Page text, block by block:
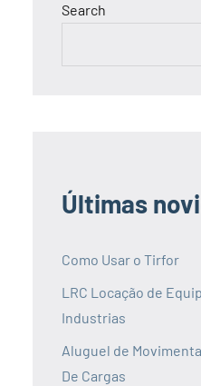
Search
Últimas
Como Usar o Tirfor
LRC Locação de
Industrias
Aluguel de
De Cargas